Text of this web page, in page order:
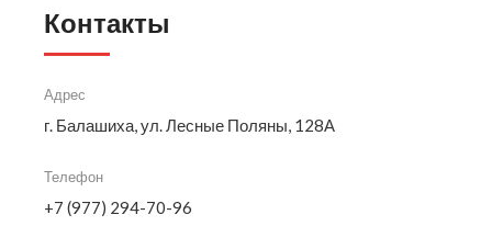
Контакты
Адрес
г. Балашиха, ул. Лесные Поляны, 128А
Телефон
+7 (977) 294-70-96